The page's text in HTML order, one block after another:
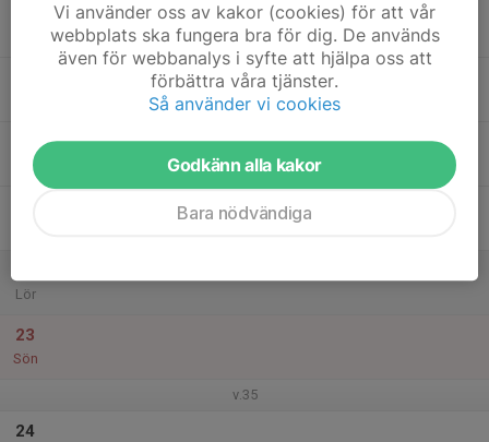
Tor
Lör
23
Sön
v.35
24
Vi använder oss av kakor (cookies) för att vår
webbplats ska fungera bra för dig. De används
även för webbanalys i syfte att hjälpa oss att
förbättra våra tjänster.
Så använder vi cookies
Godkänn alla kakor
Bara nödvändiga